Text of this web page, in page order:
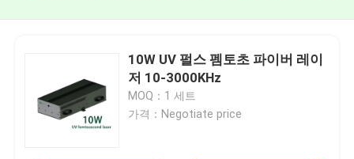
10W UV 펄스 펨토초 파이버 레이
저 10-3000KHz
MOQ：1 세트
가격：Negotiate price